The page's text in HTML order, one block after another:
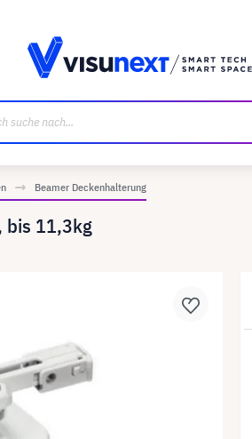
Beamer Deckenhalterung
bis 11,3kg